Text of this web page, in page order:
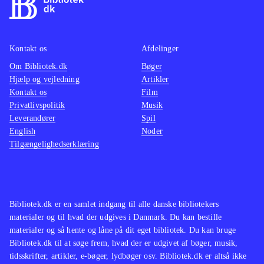
rigtige bogstaver til forskellige
drillefluer og edderkopper. Som
ekstra minispil er der de
obligatoriske huskespil og puslespil.
Grafisk set bygges der på de
velkendte miljøer fra cykelmyg-
universet, og såvel stemmer som
musik til spillet er de originale fra
tidspunkt. Målgruppen er børn fra
cirka 4-7 år, og de vil være godt
underholdt en tid med dette spil, der
Bibliotek.dk er en samlet indgang til alle danske bibliotekers
materialer og til hvad der udgives i Danmark. Du kan bestille
materialer og så hente og låne på dit eget bibliotek. Du kan bruge
Bibliotek.dk til at søge frem, hvad der er udgivet af bøger, musik,
tidsskrifter, artikler, e-bøger, lydbøger osv. Bibliotek.dk er altså ikke
Kontakt os
Om Bibliotek.dk
Hjælp og vejledning
Kontakt os
Privatlivspolitik
Leverandører
English
Tilgængelighedserklæring
Afdelinger
Bøger
Artikler
Film
Musik
Spil
Noder